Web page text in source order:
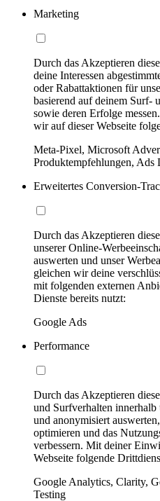
Marketing
Durch das Akzeptieren
deine Interessen
oder Rabattaktionen für
basierend auf deinem Surf-
sowie deren Erfolge
wir auf dieser Webseite
Meta-Pixel, Microsoft
Produktempfehlungen, Ads
Erweitertes Conversion-
Durch das Akzeptieren
unserer Online-
auswerten und unser
gleichen wir deine
mit folgenden externen
Dienste bereits nutzt:
Google Ads
Performance
Durch das Akzeptieren
und Surfverhalten innerhalb
und anonymisiert
optimieren und das
verbessern. Mit deiner
Webseite folgende
Google Analytics, Clarity,
Testing